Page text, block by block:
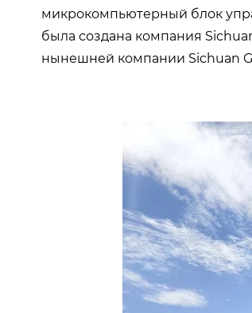
микрокомпьютерный блок
была создана компания
нынешней компании Sichuan